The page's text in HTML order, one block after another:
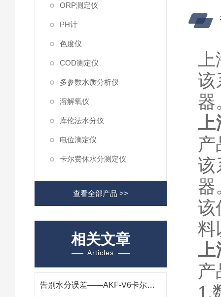
ORP测定仪
PH计
色度仪
COD测定仪
多参数水质分析仪
溶解氧仪
库伦法水分仪
电位滴定仪
卡尔费休水分测定仪
查看全部产品 >>
相关文章
Articles
告别水分误差——AKF-V6卡尔费休水分仪，快速测定可靠稳定
该
器
上
产
该
器
该
料
上
产
1.